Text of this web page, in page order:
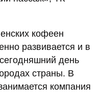
кофеен
развивается и в
день
страны. В
компания